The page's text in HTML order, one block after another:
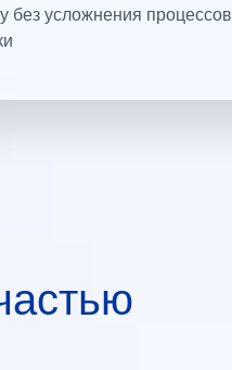
без усложнения процессов